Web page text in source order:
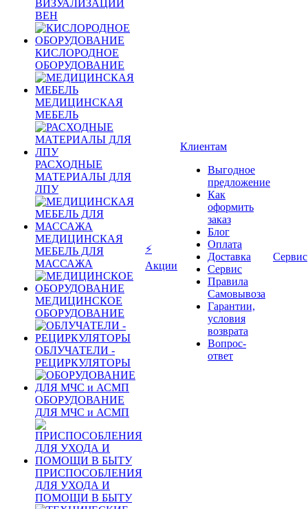
ВИЗУАЛИЗАЦИИ
ВЕН
КИСЛОРОДНОЕ
ОБОРУДОВАНИЕ
МЕДИЦИНСКАЯ
МЕБЕЛЬ
РАСХОДНЫЕ
МАТЕРИАЛЫ ДЛЯ
ЛПУ
МЕДИЦИНСКАЯ
МЕБЕЛЬ ДЛЯ
МАССАЖА
МЕДИЦИНСКОЕ
ОБОРУДОВАНИЕ
ОБЛУЧАТЕЛИ -
РЕЦИРКУЛЯТОРЫ
ОБОРУДОВАНИЕ
ДЛЯ МЧС и АСМП
ПРИСПОСОБЛЕНИЯ
ДЛЯ УХОДА И
ПОМОЩИ В БЫТУ
⚡
Акции
Клиентам
Выгодное
предложение
Как
оформить
заказ
Блог
Оплата
Доставка
Сервис
Правила
Самовывоза
Гарантии,
условия
возврата
Вопрос-
ответ
Сервис